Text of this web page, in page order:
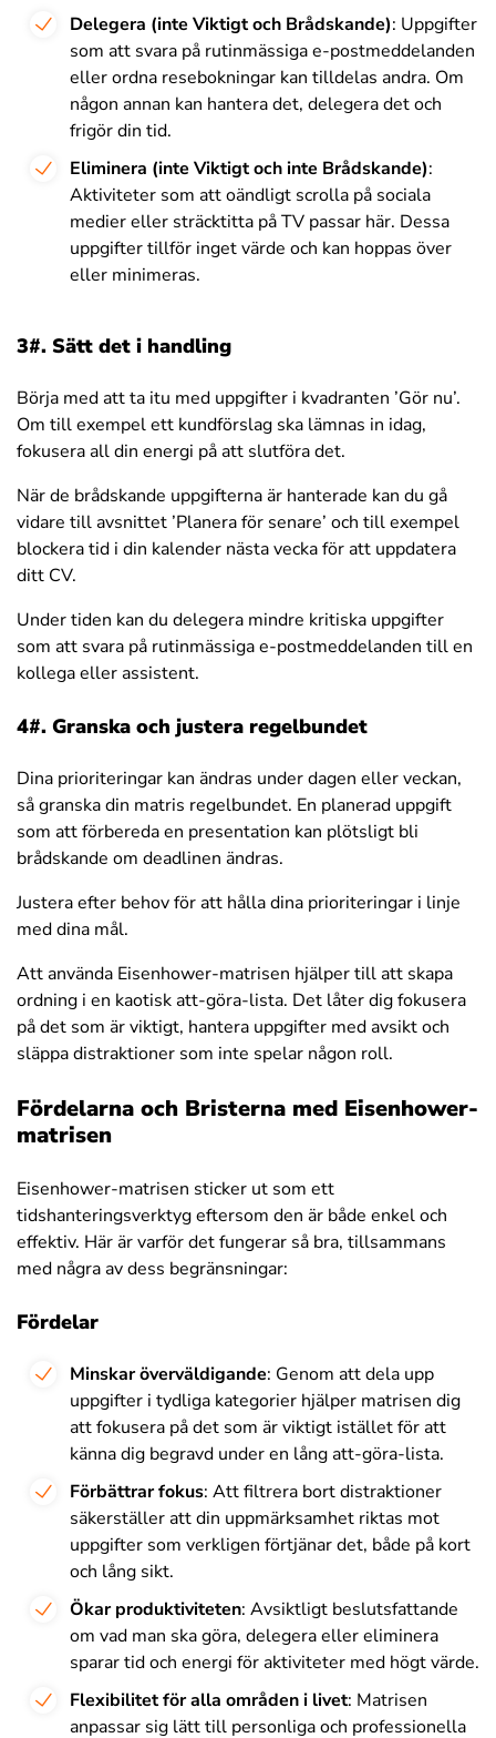
Delegera (inte Viktigt och Brådskande): Uppgifter
som att svara på rutinmässiga e-postmeddelanden
eller ordna resebokningar kan tilldelas andra. Om
någon annan kan hantera det, delegera det och
frigör din tid.
Eliminera (inte Viktigt och inte Brådskande):
Aktiviteter som att oändligt scrolla på sociala
medier eller sträcktitta på TV passar här. Dessa
uppgifter tillför inget värde och kan hoppas över
eller minimeras.
3#. Sätt det i handling
Börja med att ta itu med uppgifter i kvadranten ’Gör nu’.
Om till exempel ett kundförslag ska lämnas in idag,
fokusera all din energi på att slutföra det.
När de brådskande uppgifterna är hanterade kan du gå
vidare till avsnittet ’Planera för senare’ och till exempel
blockera tid i din kalender nästa vecka för att uppdatera
ditt CV.
Under tiden kan du delegera mindre kritiska uppgifter
som att svara på rutinmässiga e-postmeddelanden till en
kollega eller assistent.
4#. Granska och justera regelbundet
Dina prioriteringar kan ändras under dagen eller veckan,
så granska din matris regelbundet. En planerad uppgift
som att förbereda en presentation kan plötsligt bli
brådskande om deadlinen ändras.
Justera efter behov för att hålla dina prioriteringar i linje
med dina mål.
Att använda Eisenhower-matrisen hjälper till att skapa
ordning i en kaotisk att-göra-lista. Det låter dig fokusera
på det som är viktigt, hantera uppgifter med avsikt och
släppa distraktioner som inte spelar någon roll.
Fördelarna och Bristerna med Eisenhower-
matrisen
Eisenhower-matrisen sticker ut som ett
tidshanteringsverktyg eftersom den är både enkel och
effektiv. Här är varför det fungerar så bra, tillsammans
med några av dess begränsningar:
Fördelar
Minskar överväldigande: Genom att dela upp
uppgifter i tydliga kategorier hjälper matrisen dig
att fokusera på det som är viktigt istället för att
känna dig begravd under en lång att-göra-lista.
Förbättrar fokus: Att filtrera bort distraktioner
säkerställer att din uppmärksamhet riktas mot
uppgifter som verkligen förtjänar det, både på kort
och lång sikt.
Ökar produktiviteten: Avsiktligt beslutsfattande
om vad man ska göra, delegera eller eliminera
sparar tid och energi för aktiviteter med högt värde.
Flexibilitet för alla områden i livet: Matrisen
anpassar sig lätt till personliga och professionella